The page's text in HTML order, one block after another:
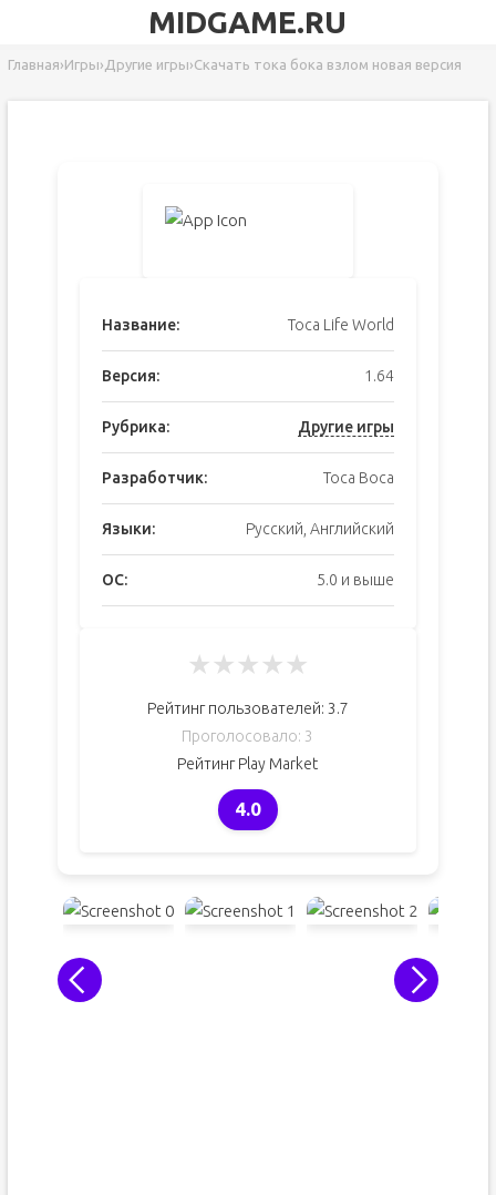
MIDGAME.RU
Главная›Игры› Другие игры›Скачать тока бока взлом новая версия
Название: Toca Life World
Версия: 1.64
Рубрика: Другие игры
Разработчик: Toca Boca
Языки: Русский, Английский
ОС: 5.0 и выше
★★★★★
Рейтинг пользователей: 3.7
Проголосовало: 3
Рейтинг Play Market
4.0